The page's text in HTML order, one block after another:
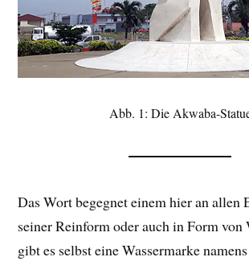
Abb. 1: Die Akwaba-
Das Wort begegnet einem hier an allen
seiner Reinform oder auch in Form von
gibt es selbst eine Wassermarke